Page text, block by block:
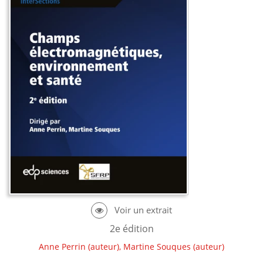
2e édition
Anne Perrin (auteur), Martine Souques (auteur)